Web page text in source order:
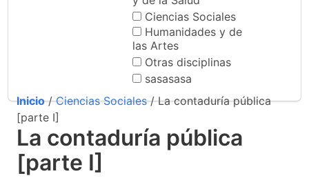
Ciencias Sociales
Humanidades y de
las Artes
Otras disciplinas
sasasasa
Inicio/Ciencias Sociales/ La contaduría pública
[parte I]
La contaduría pública
[parte I]